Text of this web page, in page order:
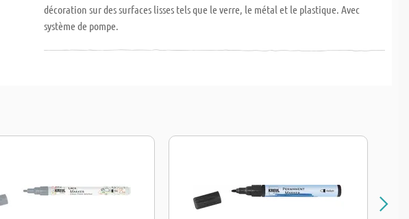
décoration sur des surfaces lisses tels que le verre, le métal et le plastique. Avec
système de pompe.